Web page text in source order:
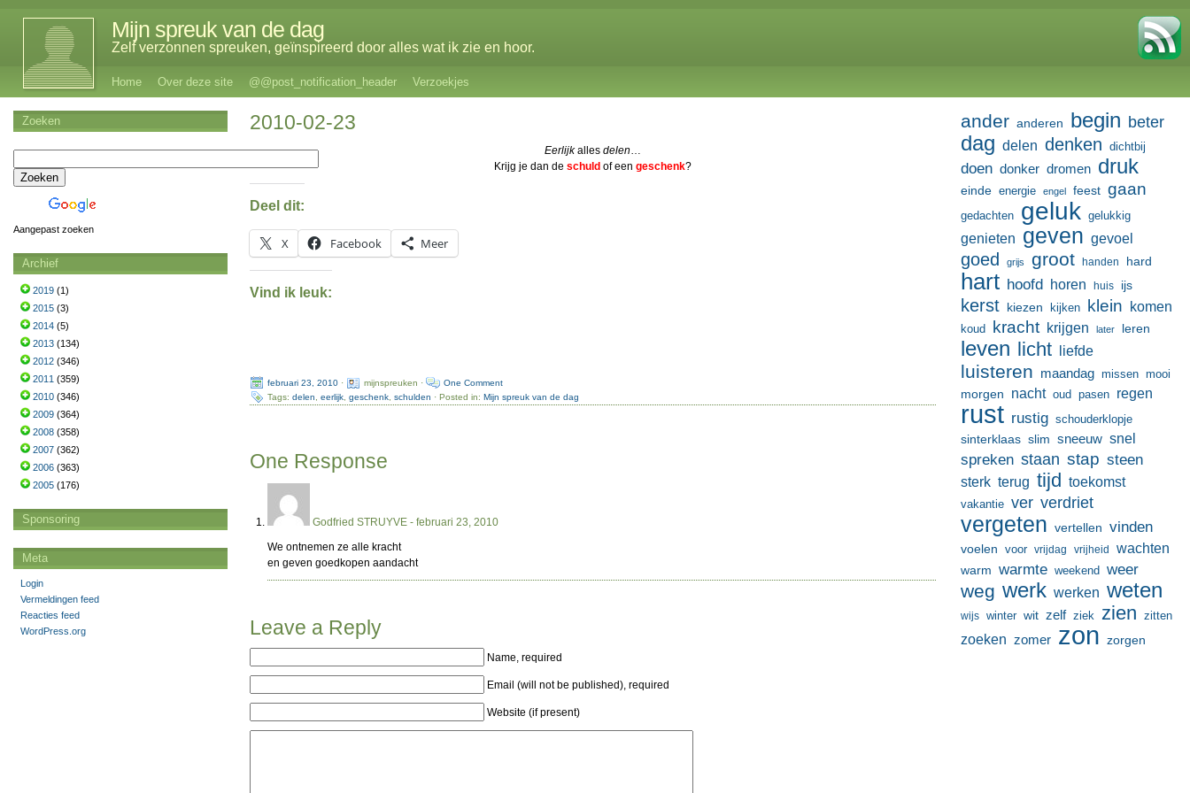
Mijn spreuk van de dag
Zelf verzonnen spreuken, geïnspireerd door alles wat ik zie en hoor.
Home Over deze site @@post_notification_header Verzoekjes
2010-02-23
Eerlijkallesdelen…
Krijg je dan deschuld of eengeschenk?
Deel dit:
X Facebook Meer
Vind ik leuk:
februari 23, 2010 · mijnspreuken ·
One Comment
Tags:delen ,eerlijk ,geschenk ,schulden · Posted in:Mijn spreuk van de dag
One Response
Godfried STRUYVE - februari 23, 2010
We ontnemen ze alle kracht
en geven goedkopen aandacht
Leave a Reply
Name, required
Email (will not be published), required
Website (if present)
ander anderen begin beter
dag delen denken dichtbij
doen donker dromen druk
einde energie engel feest gaan
gedachten geluk gelukkig
genieten geven gevoel
goed grijs groot handen hard
hart hoofd horen huis ijs
kerst kiezen kijken klein komen
koud kracht krijgen later leren
leven licht liefde
luisteren maandag missen mooi
morgen nacht oud pasen regen
rust rustig schouderklopje
sinterklaas slim sneeuw snel
spreken staan stap steen
sterk terug tijd toekomst
vakantie ver verdriet
vergeten vertellen vinden
voelen voor vrijdag vrijheid wachten
warm warmte weekend weer
weg werk werken weten
wijs winter wit zelf ziek zien zitten
zoeken zomer zon zorgen
Zoeken
Aangepast zoeken
Archief
2019 (1)
2015 (3)
2014 (5)
2013 (134)
2012 (346)
2011 (359)
2010 (346)
2009 (364)
2008 (358)
2007 (362)
2006 (363)
2005 (176)
Sponsoring
Meta
Login
Vermeldingen feed
Reacties feed
WordPress.org